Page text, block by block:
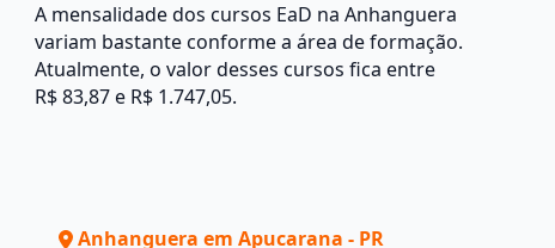
A mensalidade dos cursos EaD na Anhanguera
variam bastante conforme a área de formação.
Atualmente, o valor desses cursos fica entre
R$ 83,87 e R$ 1.747,05.
Anhanguera em Apucarana - PR